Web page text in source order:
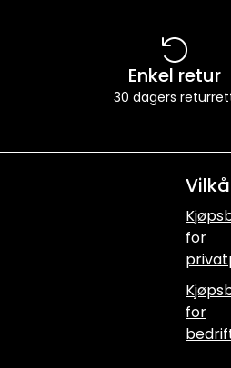
Enkel retur
30 dagers
for
for